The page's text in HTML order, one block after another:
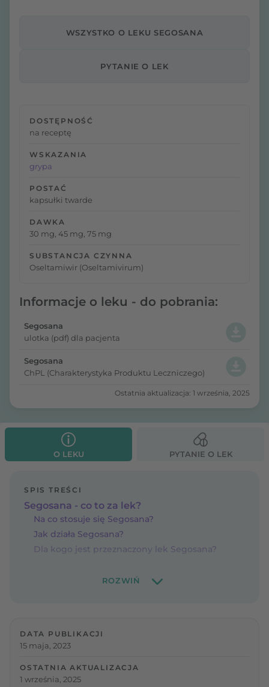
WSZYSTKO O LEKU SEGOSANA
PYTANIE O LEK
DOSTĘPNOŚĆ
na receptę
WSKAZANIA
grypa
POSTAĆ
kapsułki twarde
DAWKA
30 mg, 45 mg, 75 mg
SUBSTANCJA CZYNNA
Oseltamiwir (Oseltamivirum)
Informacje o leku - do pobrania:
Segosana
ulotka (pdf) dla pacjenta
Segosana
ChPL (Charakterystyka Produktu Leczniczego)
Ostatnia aktualizacja: 1 września, 2025
O LEKU PYTANIE O LEK
SPIS TREŚCI
Segosana - co to za lek?
Na co stosuje się Segosana?
Jak działa Segosana?
Dla kogo jest przeznaczony lek Segosana?
DATA PUBLIKACJI
15 maja, 2023
OSTATNIA AKTUALIZACJA
1 września, 2025